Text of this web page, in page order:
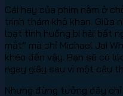
Cái hay của phim nằm ở
trinh thám khô khan. Giữa
loạt tình huống bi hài bất
mắt” mà chỉ Michael Jai
khéo đến vậy. Bạn sẽ có
ngay giây sau vì một câu
Nhưng đừng tưởng đây chỉ